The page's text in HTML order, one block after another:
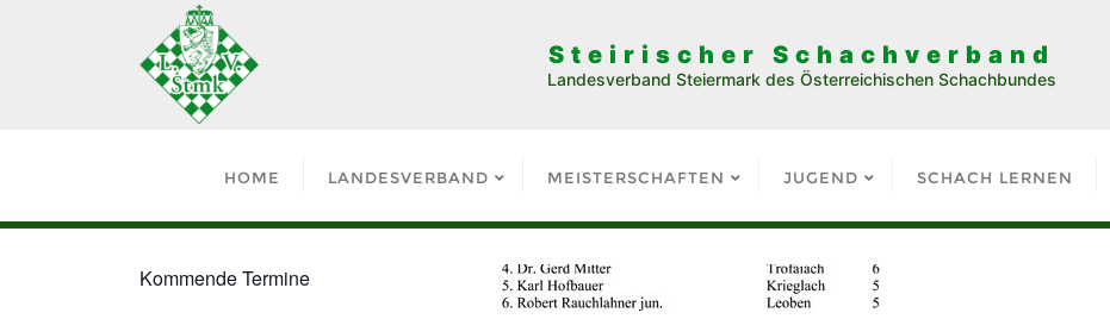
Steirischer Schachverband
Landesverband Steiermark des Österreichischen Schachbundes
HOME LANDESVERBAND MEISTERSCHAFTEN JUGEND SCHACH LERNEN
Kommende Termine